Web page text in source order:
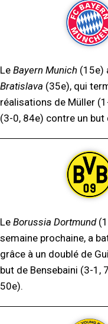
Le Bayern Munich (15e)
Bratislava (35e), qui
réalisations de Müller
(3-0, 84e) contre un but
Le Borussia Dortmund
semaine prochaine, a
grâce à un doublé de
but de Bensebaini (3-1,
50e).